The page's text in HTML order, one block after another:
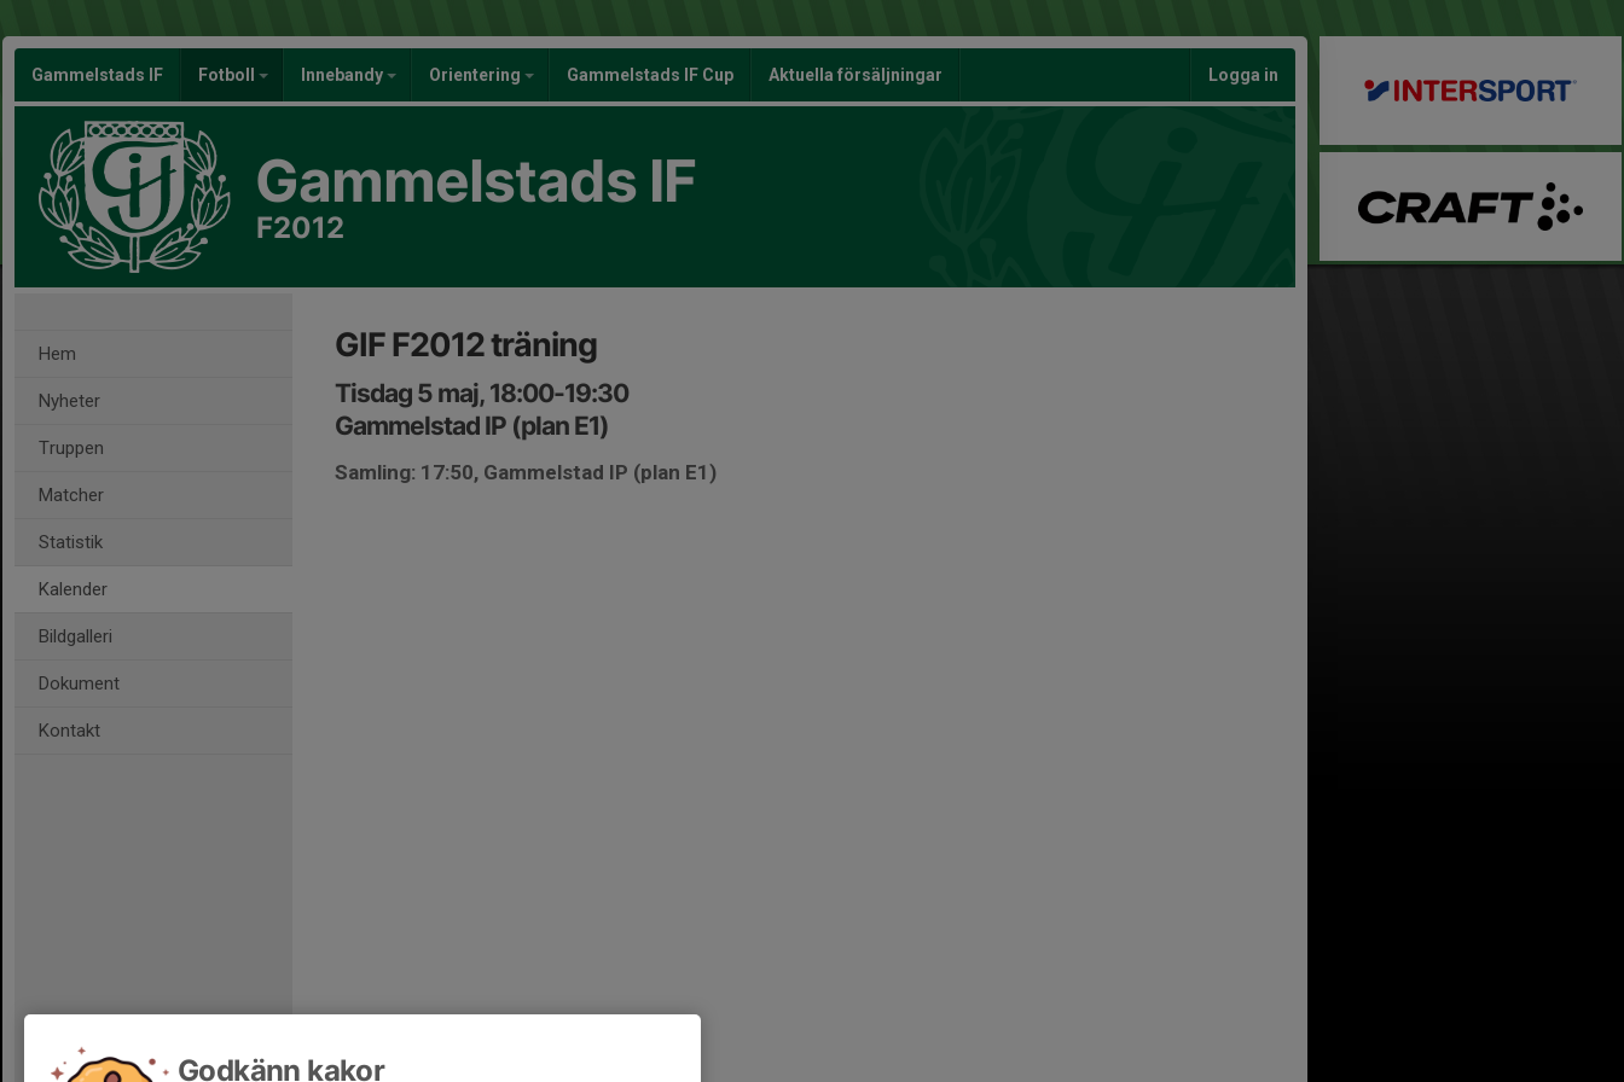
Gammelstads IF Fotboll Innebandy Orientering Gammelstads IF Cup Aktuella försäljningar Logga in
Gammelstads IF
F2012
Hem
Nyheter
Truppen
Matcher
Statistik
Kalender
Bildgalleri
Dokument
Kontakt
GIF F2012 träning
Tisdag 5 maj, 18:00-19:30
Gammelstad IP (plan E1)
Samling: 17:50, Gammelstad IP (plan E1)
Godkänn kakor